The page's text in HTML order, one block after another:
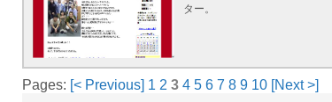
ター。
Pages: [< Previous] 1 2 3 4 5 6 7 8 9 10 [Next >]